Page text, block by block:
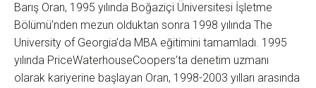
Barış Oran, 1995 yılında Boğaziçi Üniversitesi İşletme
Bölümü’nden mezun olduktan sonra 1998 yılında The
University of Georgia’da MBA eğitimini tamamladı. 1995
yılında PriceWaterhouseCoopers’ta denetim uzmanı
olarak kariyerine başlayan Oran, 1998-2003 yılları arasında